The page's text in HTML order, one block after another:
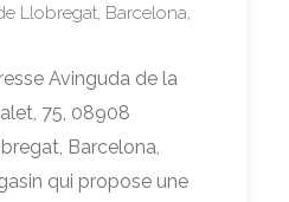
Llobregat, Barcelona,
Avinguda de la
75, 08908
Barcelona,
qui propose une